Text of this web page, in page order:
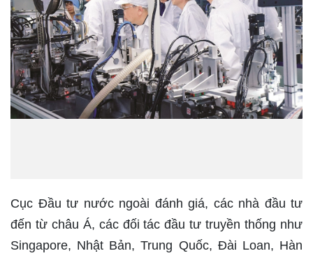
Cục Đầu tư nước ngoài đánh giá, các nhà đầu tư
đến từ châu Á, các đối tác đầu tư truyền thống như
Singapore, Nhật Bản, Trung Quốc, Đài Loan, Hàn